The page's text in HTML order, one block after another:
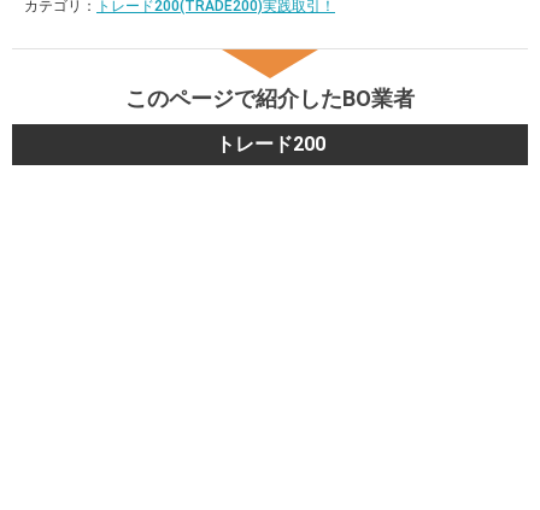
カテゴリ： トレード200(TRADE200)実践取引！
このページで紹介したBO業者
トレード200